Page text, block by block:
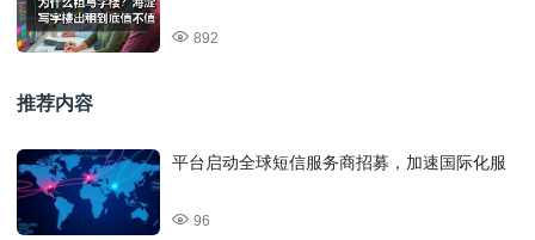
892
推荐内容
平台启动全球短信服务商招募，加速国际化服
96